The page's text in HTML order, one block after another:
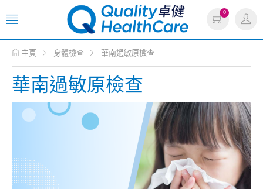
0
主頁 身體檢查 華南過敏原檢查
華南過敏原檢查